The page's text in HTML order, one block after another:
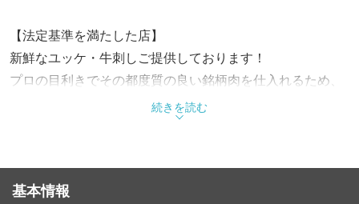
【法定基準を満たした店】
新鮮なユッケ・牛刺しご提供しております！
プロの目利きでその都度質の良い銘柄肉を仕入れるため、
その日の１番良い肉をご提供致します。
他では味わえない上質な牛肉を
20名様までの座敷席をご用意。
続きを読む
基本情報